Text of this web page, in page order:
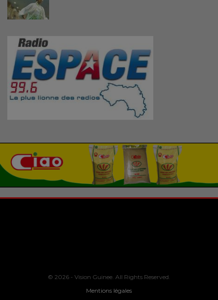
© 2026 - Vision Guinee. All Rights Reserved.
Mentions légales